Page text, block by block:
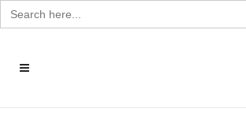
Search
for: